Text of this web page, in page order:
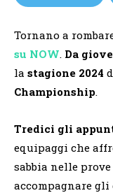
Tornano a
su NOW. Da
la stagione 2024
Championship.
Tredici gli
equipaggi che
sabbia nelle
accompagnare